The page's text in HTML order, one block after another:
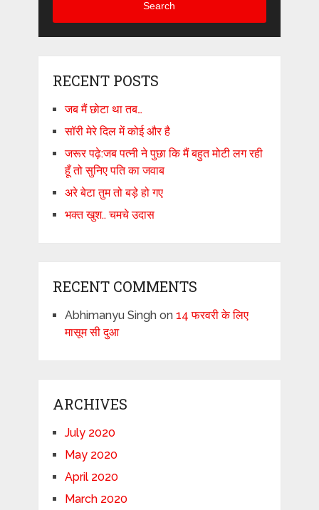
Search
RECENT POSTS
जब मैं छोटा था तब…
सॉरी मेरे दिल में कोई और है
जरूर पढ़े:जब पत्नी ने पुछा कि मैं बहुत मोटी लग रही
हूँ तो सुनिए पति का जवाब
अरे बेटा तुम तो बड़े हो गए
भक्त खुश.. चमचे उदास
RECENT COMMENTS
Abhimanyu Singhon 14 फरवरी के लिए
मासूम सी दुआ
ARCHIVES
July 2020
May 2020
April 2020
March 2020